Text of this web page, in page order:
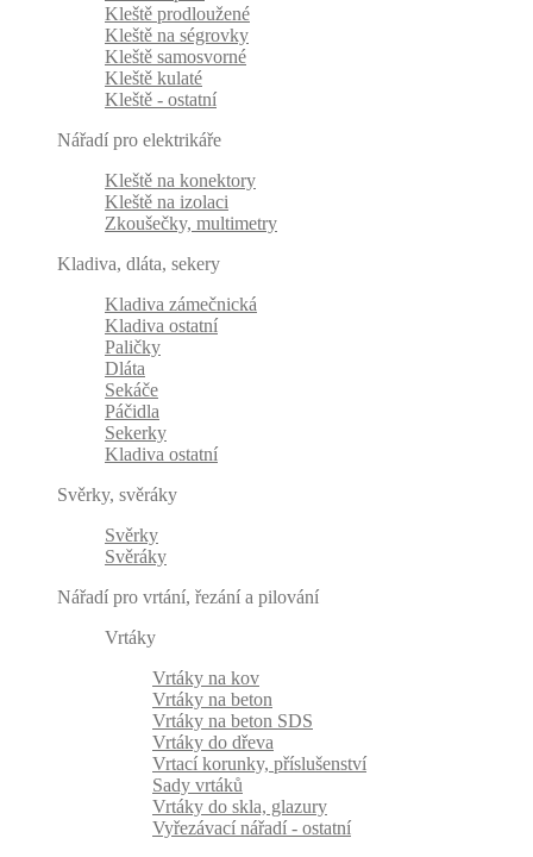
Kleště prodloužené
Kleště na ségrovky
Kleště samosvorné
Kleště kulaté
Kleště - ostatní
Nářadí pro elektrikáře
Kleště na konektory
Kleště na izolaci
Zkoušečky, multimetry
Kladiva, dláta, sekery
Kladiva zámečnická
Kladiva ostatní
Paličky
Dláta
Sekáče
Páčidla
Sekerky
Kladiva ostatní
Svěrky, svěráky
Svěrky
Svěráky
Nářadí pro vrtání, řezání a pilování
Vrtáky
Vrtáky na kov
Vrtáky na beton
Vrtáky na beton SDS
Vrtáky do dřeva
Vrtací korunky, příslušenství
Sady vrtáků
Vrtáky do skla, glazury
Vyřezávací nářadí - ostatní